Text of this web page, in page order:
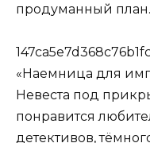
продуманный план.
«Наемница для
Невеста под
понравится
детективов,